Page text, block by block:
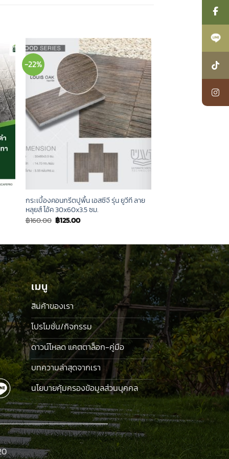
-22%
กระเบื้องคอนกรีตปูพื้น เอสซีจี รุ่น ยูวีที ลาย
หลุยส์ โอ้ค 30x60x3.5 ซม.
฿160.00 Original
price
฿125.00Current
เมนู
สินค้าของเรา
โปรโมชั่น/กิจกรรม
ดาวน์โหลด แคตตาล็อก-คู่มือ
บทความล่าสุดจากเรา
นโยบายคุ้มครองข้อมูลส่วนบุคคล